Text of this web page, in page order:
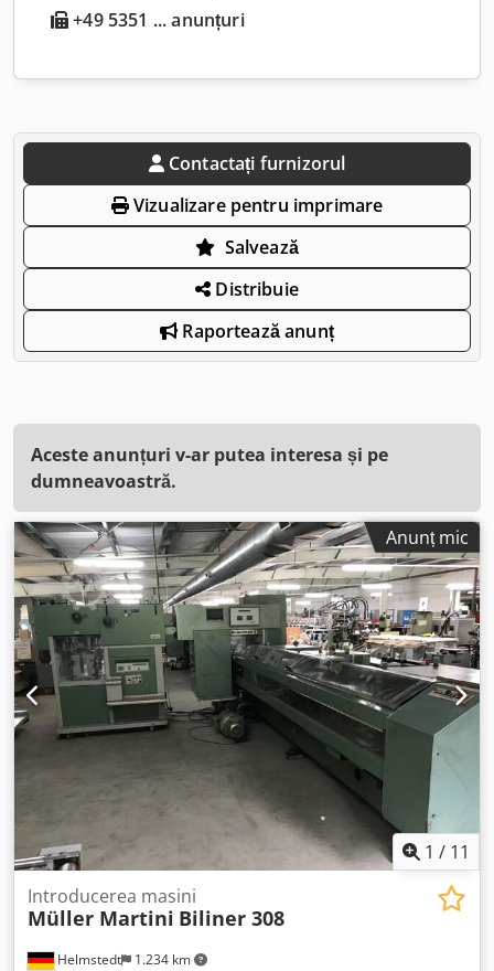
+49 5351 ... anunțuri
Contactați furnizorul
Vizualizare pentru imprimare
Salvează
Distribuie
Raportează anunț
Aceste anunțuri v-ar putea interesa și pe
dumneavoastră.
Anunț mic
1 / 11
Helmstedt 1.234 km
Introducerea masini
Müller Martini Biliner 308